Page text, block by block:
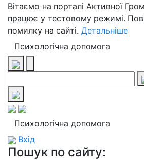
Вітаємо на порталі Активної
працює у тестовому режимі.
помилку на сайті. Детальніше
Психологічна допомога
Психологічна допомога
Вхід
Пошук по сайту: